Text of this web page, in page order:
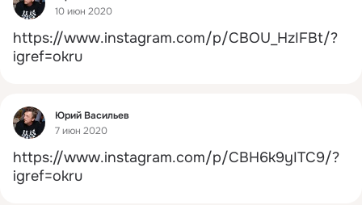
10 июн 2020
https://www.instagram.com/p/CBOU_HzIFBt/?
igref=okru
Фид
Юрий Васильев
7 июн 2020
https://www.instagram.com/p/CBH6k9yITC9/?
igref=okru